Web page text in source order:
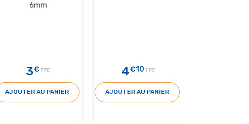
6mm
3€ TTC
AJOUTER AU PANIER
4€10 TTC
AJOUTER AU PANIER